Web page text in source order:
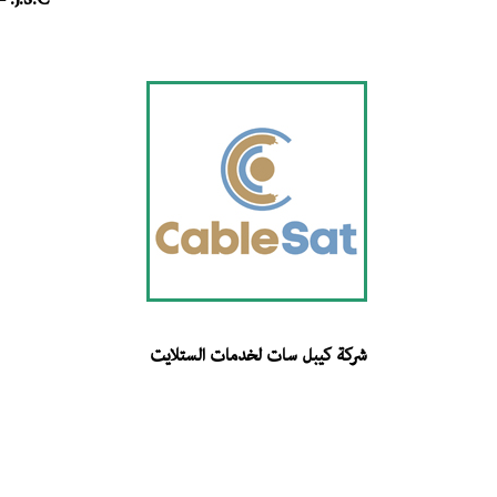
شركة كيبل سات لخدمات الستلايت